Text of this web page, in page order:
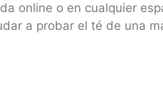
online o en cualquier
a probar el té de una